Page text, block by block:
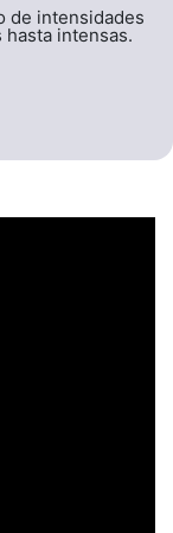
de intensidades
hasta intensas.